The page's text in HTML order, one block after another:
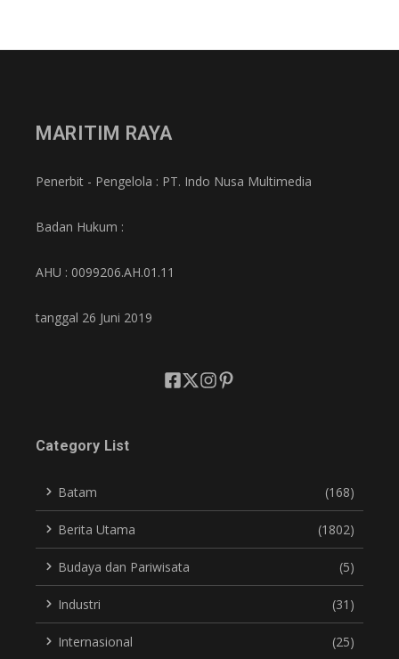
MARITIM RAYA
Penerbit - Pengelola : PT. Indo Nusa Multimedia
Badan Hukum :
AHU : 0099206.AH.01.11
tanggal 26 Juni 2019
Category List
Batam (168)
Berita Utama (1802)
Budaya dan Pariwisata (5)
Industri (31)
Internasional (25)